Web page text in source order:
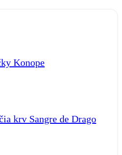
Konope
krv Sangre de Drago